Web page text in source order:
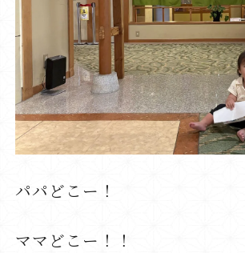
パパどこー！
ママどこー！！